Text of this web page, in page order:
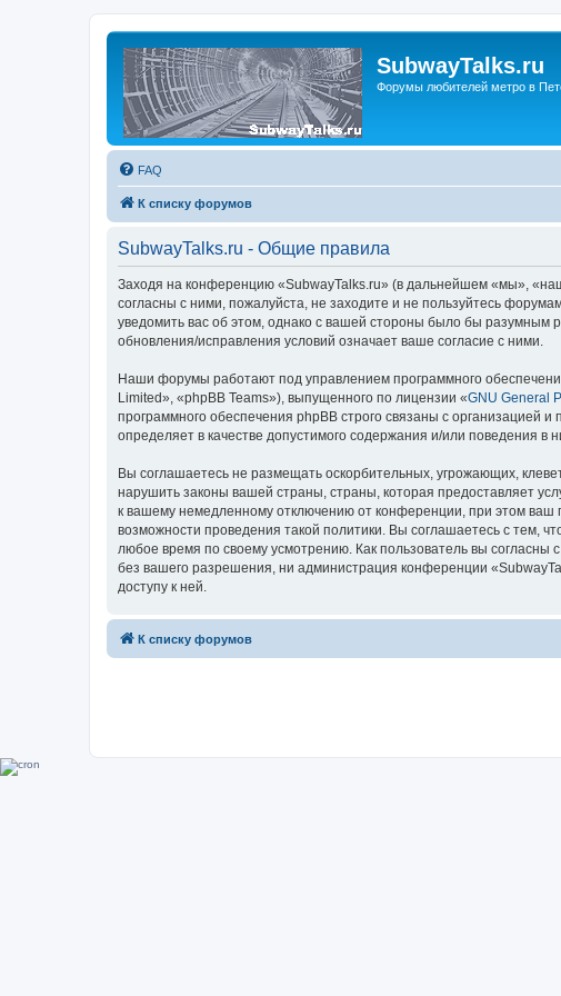
SubwayTalks.ru
Форумы любителей метро в
FAQ
К списку форумов
SubwayTalks.ru - Общие правила
Заходя на конференцию «SubwayTalks.ru» (в дальнейшем «мы»,
согласны с ними, пожалуйста, не заходите и не пользуйтесь
уведомить вас об этом, однако с вашей стороны было бы разумным
обновления/исправления условий означает ваше согласие с ними.
Наши форумы работают под управлением программного
Limited», «phpBB Teams»), выпущенного по лицензии «GNU General
программного обеспечения phpBB строго связаны с организацией
определяет в качестве допустимого содержания и/или поведения
Вы соглашаетесь не размещать оскорбительных, угрожающих,
нарушить законы вашей страны, страны, которая предоставляет
к вашему немедленному отключению от конференции, при этом ваш
возможности проведения такой политики. Вы соглашаетесь с тем,
любое время по своему усмотрению. Как пользователь вы
без вашего разрешения, ни администрация конференции
доступу к ней.
К списку форумов